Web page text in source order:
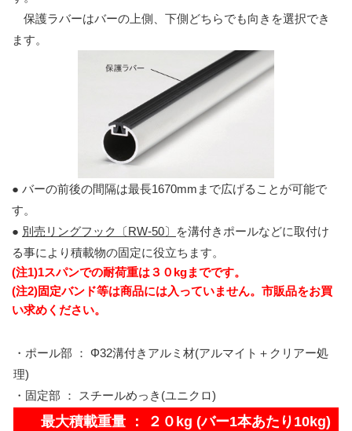
保護ラバーはバーの上側、下側どちらでも向きを選択でき
ます。
● バーの前後の間隔は最長1670mmまで広げることが可能で
す。
● 別売リングフック〔RW-50〕
を溝付きポールなどに取付け
る事により積載物の固定に役立ちます。
(注1)1スパンでの耐荷重は３０kgまでです。
(注2)固定バンド等は商品には入っていません。市販品をお買
い求めください。
・ポール部 ： Φ32溝付きアルミ材(アルマイト＋クリアー処
理)
・固定部 ： スチールめっき(ユニクロ)
最大積載重量 ： ２０kg (バー1本あたり10kg)